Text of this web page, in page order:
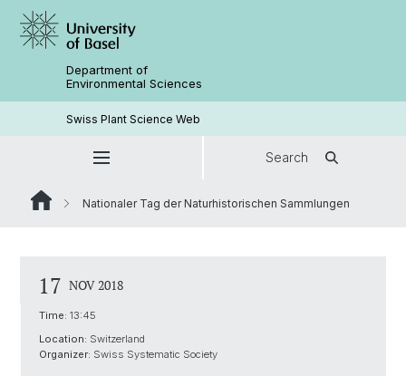
Department of
Environmental Sciences
Swiss Plant Science Web
Search
Nationaler Tag der Naturhistorischen Sammlungen
17 NOV 2018
Time: 13:45
Location: Switzerland
Organizer: Swiss Systematic Society